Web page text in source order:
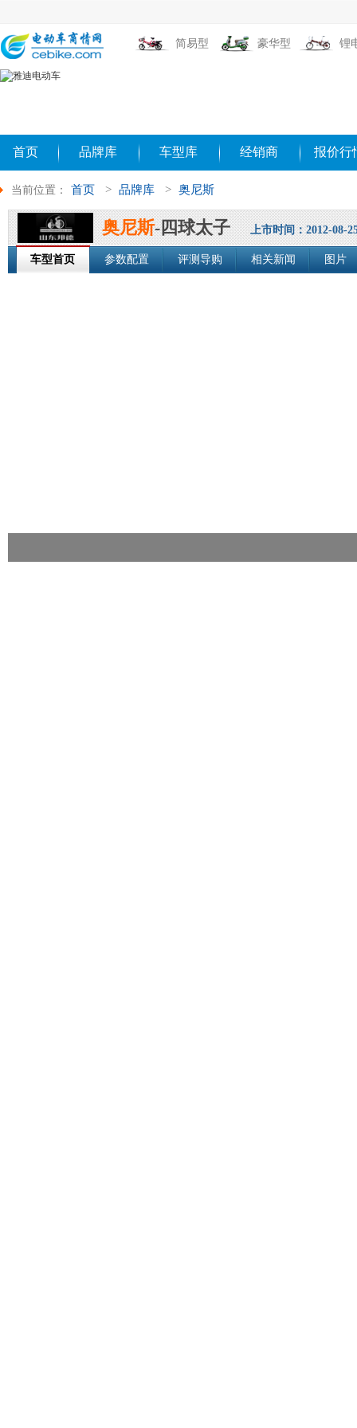
简易型 豪华型 锂
首页 品牌库 车型库 经销商 报价行
当前位置： 首页 > 品牌库 > 奥尼斯
奥尼斯-四球太子 上市时间：2012-08-
车型首页 参数配置 评测导购 相关新闻 图片